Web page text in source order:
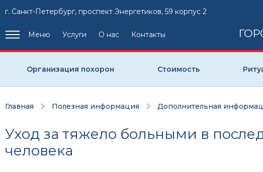
г. Санкт-Петербург, проспект Энергетиков, 59 корпус 2
Меню Услуги О нас Контакты
Организация похорон Стоимость
Главная Полезная информация Дополнительная
Уход за тяжело больными в
человека